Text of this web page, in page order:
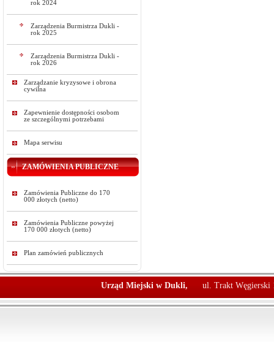
rok 2024
Zarządzenia Burmistrza Dukli -
rok 2025
Zarządzenia Burmistrza Dukli -
rok 2026
Zarządzanie kryzysowe i obrona
cywilna
Zapewnienie dostępności osobom
ze szczególnymi potrzebami
Mapa serwisu
ZAMÓWIENIA PUBLICZNE
Zamówienia Publiczne do 170
000 złotych (netto)
Zamówienia Publiczne powyżej
170 000 złotych (netto)
Plan zamówień publicznych
Urząd Miejski w Dukli, ul. Trakt Węgierski